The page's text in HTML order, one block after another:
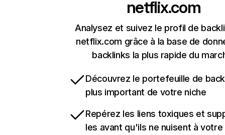
netflix.com
Analysez et suivez le profil de
netflix.com grâce à la base de
backlinks la plus rapide du
Découvrez le portefeuille de
plus important de votre niche
Repérez les liens toxiques et
les avant qu'ils ne nuisent à